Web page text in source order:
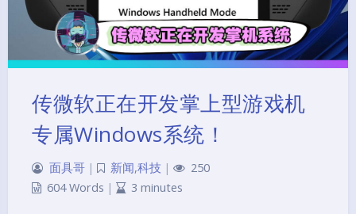
传微软正在开发掌上型游戏机
专属Windows系统！
面具哥 | 新闻,科技 |
250
604 Words | 3 minutes